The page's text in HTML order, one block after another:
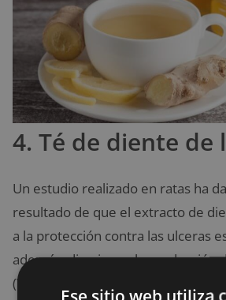
4. Té de diente de
Un estudio realizado en ratas ha
resultado de que el extracto de
a la protección contra las ulceras
además, disminuye la producción
(Yang et al., 2017). De esta